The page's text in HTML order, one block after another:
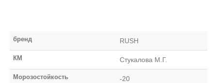
бренд RUSH
КМ Стукалова М.Г.
Морозостойкость -20